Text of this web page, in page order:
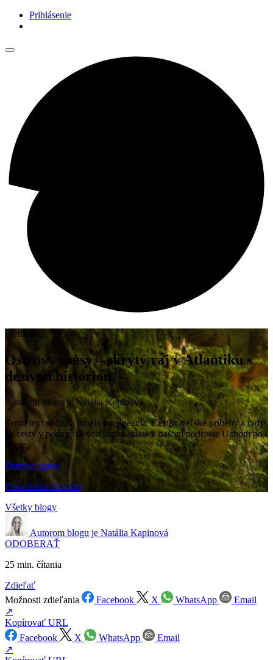
Prihlásenie
Prehliadka
Ostrovy spásy – skrytý raj v Atlantiku s
desivou históriou
Autorom blogu je Natália Kapinová
Tento text načítala umelá inteligencia. Cestovateľské príbehy a rady
na cesty v podaní živých ľudí nájdete v našom podcaste Uchom po
mape.
Ostrovy spásy
Francúzska Guyana
Všetky blogy
Autorom blogu je Natália Kapinová
ODOBERAŤ
25 min. čítania
Zdieľať
Možnosti zdieľania
Facebook X WhatsApp
Email
↗
Kopírovať URL
Facebook
X WhatsApp
Email
↗